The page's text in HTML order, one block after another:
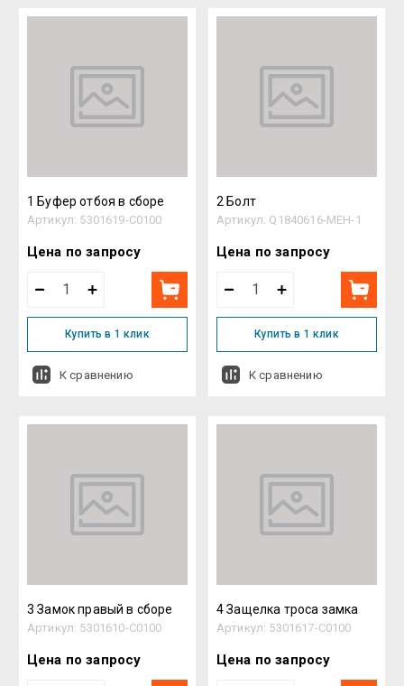
Название - Я-А
Название - А-Я
1 Буфер отбоя в сборе
Артикул: 5301619-C0100
Цена по запросу
Купить в 1 клик
К сравнению
2 Болт
Артикул: Q1840616-MEH-1
Цена по запросу
Купить в 1 клик
К сравнению
3 Замок правый в сборе
Артикул: 5301610-C0100
Цена по запросу
4 Защелка троса замка
Артикул: 5301617-C0100
Цена по запросу